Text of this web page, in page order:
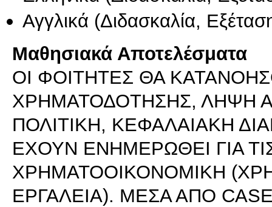
Αγγλικά (Διδασκαλία,
Μαθησιακά Αποτελέσματα
ΟΙ ΦΟΙΤΗΤΕΣ ΘΑ
ΧΡΗΜΑΤΟΔΟΤΗΣΗΣ, ΛΗΨΗ
ΠΟΛΙΤΙΚΗ, ΚΕΦΑΛΑΙΑΚΗ
ΕΧΟΥΝ ΕΝΗΜΕΡΩΘΕΙ ΓΙΑ
ΧΡΗΜΑΤΟΟΙΚΟΝΟΜΙΚΗ
ΕΡΓΑΛΕΙΑ). ΜΕΣΑ ΑΠΟ